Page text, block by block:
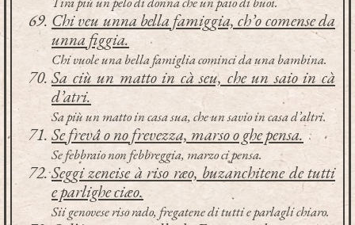
Chi veu unna bella famiggia, ch’o comense da
unna figgia.
Chi vuole una bella famiglia cominci da una bambina.
Sa ciù un matto in cà seu, che un saio in cà
d’atri.
Sa più un matto in casa sua, che un savio in casa d’altri.
Se frevâ o no frevezza, marso o ghe pensa.
Se febbraio non febbreggia, marzo ci pensa.
Seggi zeneise à riso ræo, buzanchitene de tutti
e parlighe ciæo.
Sii genovese riso rado, fregatene di tutti e parlagli chiaro.